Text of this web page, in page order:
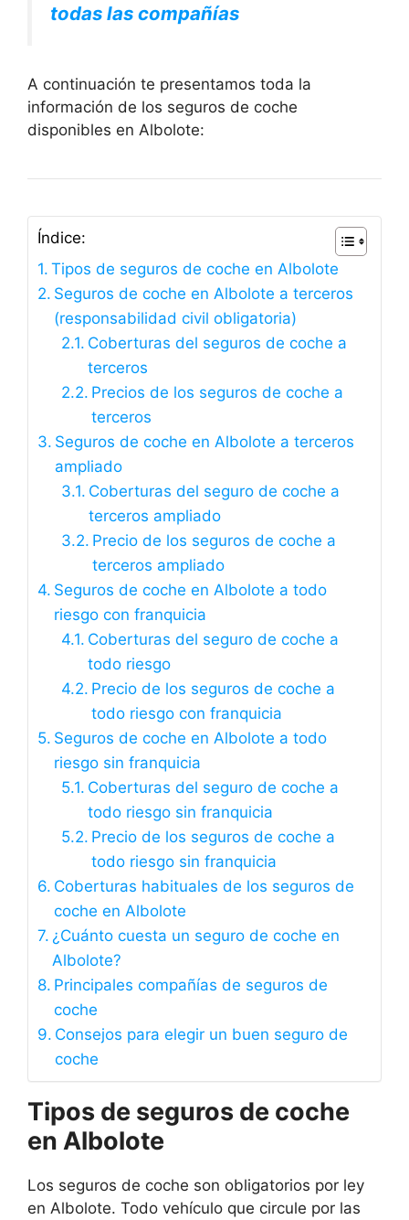
todas las compañías
A continuación te presentamos toda la
información de los seguros de coche
disponibles en Albolote:
Índice:
Tipos de seguros de coche en Albolote
Seguros de coche en Albolote a terceros
(responsabilidad civil obligatoria)
Coberturas del seguros de coche a
terceros
Precios de los seguros de coche a
terceros
Seguros de coche en Albolote a terceros
ampliado
Coberturas del seguro de coche a
terceros ampliado
Precio de los seguros de coche a
terceros ampliado
Seguros de coche en Albolote a todo
riesgo con franquicia
Coberturas del seguro de coche a
todo riesgo
Precio de los seguros de coche a
todo riesgo con franquicia
Seguros de coche en Albolote a todo
riesgo sin franquicia
Coberturas del seguro de coche a
todo riesgo sin franquicia
Precio de los seguros de coche a
todo riesgo sin franquicia
Coberturas habituales de los seguros de
coche en Albolote
¿Cuánto cuesta un seguro de coche en
Albolote?
Principales compañías de seguros de
coche
Consejos para elegir un buen seguro de
coche
Tipos de seguros de coche
en Albolote
Los seguros de coche son obligatorios por ley
en Albolote. Todo vehículo que circule por las